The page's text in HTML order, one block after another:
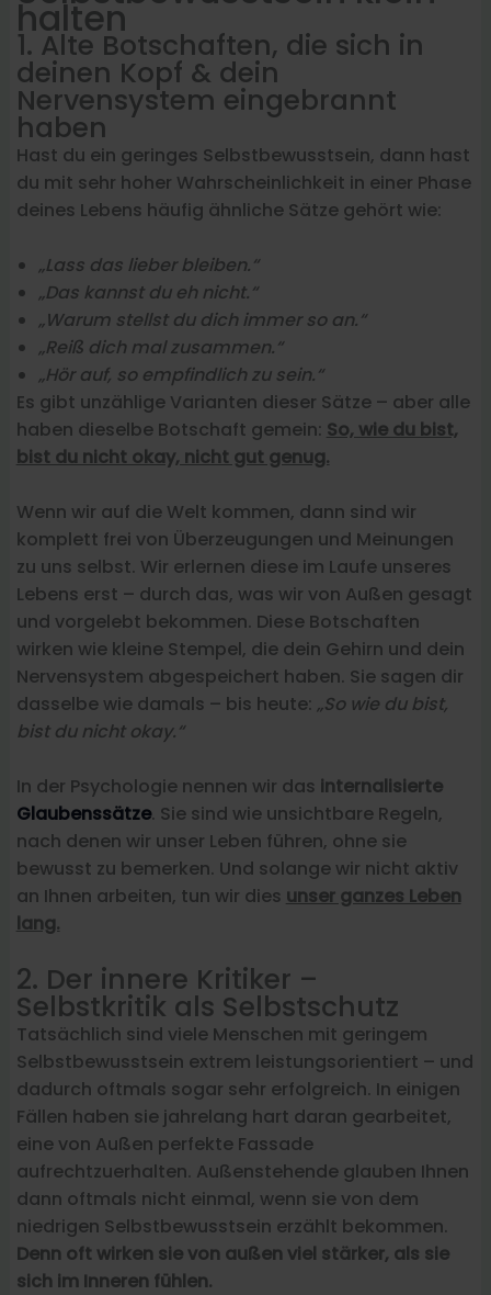
halten
1. Alte Botschaften, die sich in
deinen Kopf & dein
Nervensystem eingebrannt
haben
Hast du ein geringes Selbstbewusstsein, dann hast
du mit sehr hoher Wahrscheinlichkeit in einer Phase
deines Lebens häufig ähnliche Sätze gehört wie:
„Lass das lieber bleiben.“
„Das kannst du eh nicht.“
„Warum stellst du dich immer so an.“
„Reiß dich mal zusammen.“
„Hör auf, so empfindlich zu sein.“
Es gibt unzählige Varianten dieser Sätze – aber alle
haben dieselbe Botschaft gemein: So, wie du bist,
bist du nicht okay, nicht gut genug.
Wenn wir auf die Welt kommen, dann sind wir
komplett frei von Überzeugungen und Meinungen
zu uns selbst. Wir erlernen diese im Laufe unseres
Lebens erst – durch das, was wir von Außen gesagt
und vorgelebt bekommen. Diese Botschaften
wirken wie kleine Stempel, die dein Gehirn und dein
Nervensystem abgespeichert haben. Sie sagen dir
dasselbe wie damals – bis heute: „So wie du bist,
bist du nicht okay.“
In der Psychologie nennen wir das internalisierte
Glaubenssätze. Sie sind wie unsichtbare Regeln,
nach denen wir unser Leben führen, ohne sie
bewusst zu bemerken. Und solange wir nicht aktiv
an Ihnen arbeiten, tun wir dies unser ganzes Leben
lang.
2. Der innere Kritiker –
Selbstkritik als Selbstschutz
Tatsächlich sind viele Menschen mit geringem
Selbstbewusstsein extrem leistungsorientiert – und
dadurch oftmals sogar sehr erfolgreich. In einigen
Fällen haben sie jahrelang hart daran gearbeitet,
eine von Außen perfekte Fassade
aufrechtzuerhalten. Außenstehende glauben Ihnen
dann oftmals nicht einmal, wenn sie von dem
niedrigen Selbstbewusstsein erzählt bekommen.
Denn oft wirken sie von außen viel stärker, als sie
sich im Inneren fühlen.